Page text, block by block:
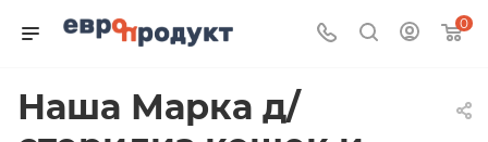
0
Наша Марка д/